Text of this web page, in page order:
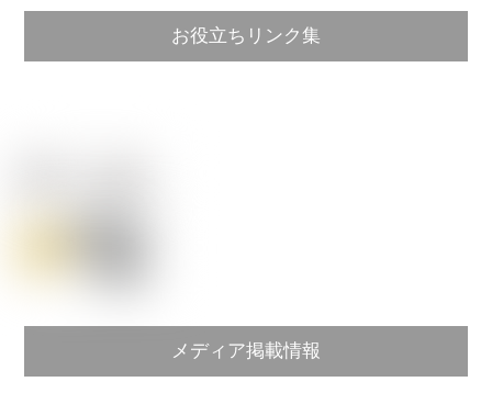
お役立ちリンク集
メディア掲載情報